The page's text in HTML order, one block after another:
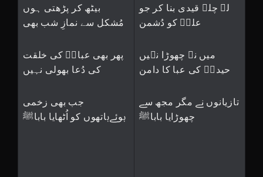
بیٹھ کر پڑھتی ہوں
مُشکل سے نمازِ شب بھی
پھر بھی عباسؑ کی خلقت
کی دُعا بھولی نہیں
جب بھی زخمی
ہوئےہاتھوں کو اُٹھایا باباﷺ
لے چلے قیدی بنا کر جو
علیؑ کو دُشمن
میں نے چھوڑا نہیں
حیدرؑ کی عبا کا دامن
تازیانوں نے مگر مجھ سے
چھوڑایا باباﷺ